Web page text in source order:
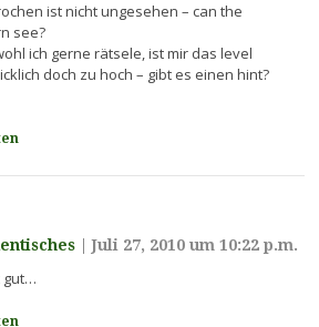
ist nicht ungesehen – can the
see?
ich gerne rätsele, ist mir das level
doch zu hoch – gibt es einen hint?
|Juli 27, 2010 um 10:22 p.m.
gut…